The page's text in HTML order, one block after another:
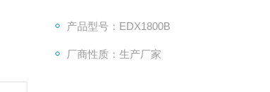
产品型号：EDX1800B
厂商性质：生产厂家